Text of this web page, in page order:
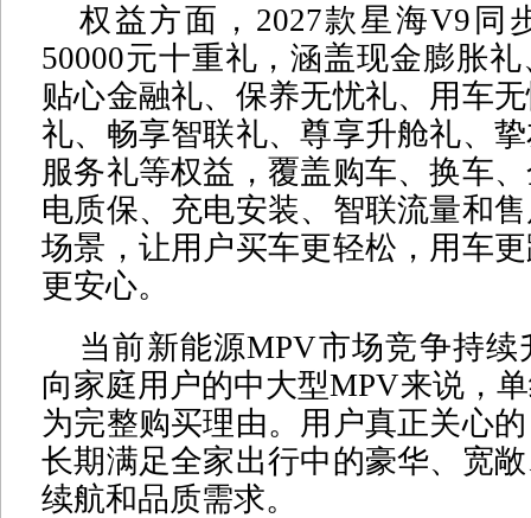
权益方面，2027款星海V9同
50000元十重礼，涵盖现金膨胀
贴心金融礼、保养无忧礼、用车
礼、畅享智联礼、尊享升舱礼、
服务礼等权益，覆盖购车、换车
电质保、充电安装、智联流量和
场景，让用户买车更轻松，用车
更安心。
当前新能源MPV市场竞争持
向家庭用户的中大型MPV来说，
为完整购买理由。用户真正关心
长期满足全家出行中的豪华、宽
续航和品质需求。